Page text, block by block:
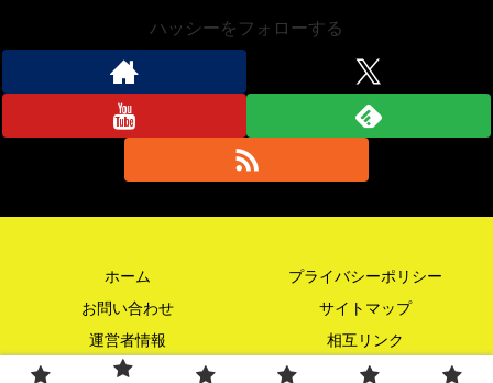
ハッシーをフォローする
ホーム
プライバシーポリシー
お問い合わせ
サイトマップ
運営者情報
相互リンク
© 2021 ハッシーブログ.